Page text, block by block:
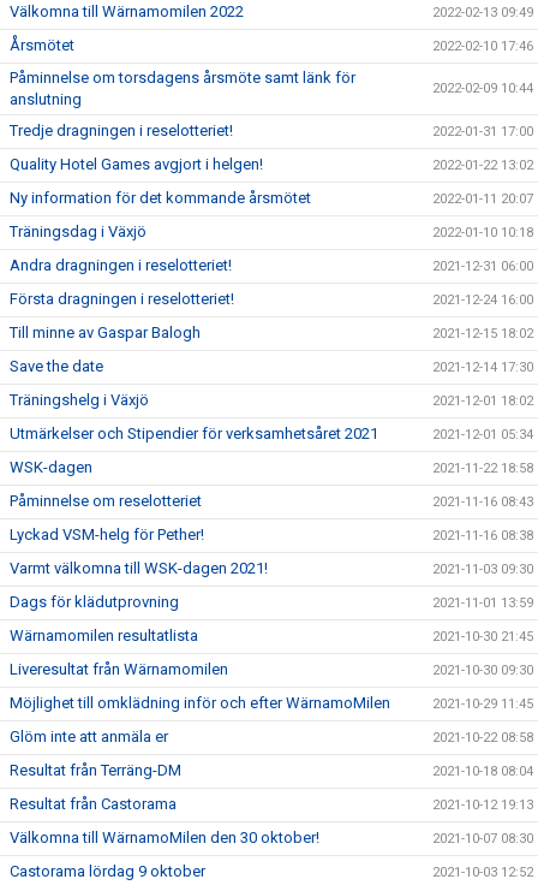
Välkomna till Wärnamomilen 2022 2022-02-13 09:49
Årsmötet 2022-02-10 17:46
Påminnelse om torsdagens årsmöte samt länk för
anslutning
2022-02-09 10:44
Tredje dragningen i reselotteriet! 2022-01-31 17:00
Quality Hotel Games avgjort i helgen! 2022-01-22 13:02
Ny information för det kommande årsmötet 2022-01-11 20:07
Träningsdag i Växjö 2022-01-10 10:18
Andra dragningen i reselotteriet! 2021-12-31 06:00
Första dragningen i reselotteriet! 2021-12-24 16:00
Till minne av Gaspar Balogh 2021-12-15 18:02
Save the date 2021-12-14 17:30
Träningshelg i Växjö 2021-12-01 18:02
Utmärkelser och Stipendier för verksamhetsåret 2021 2021-12-01 05:34
WSK-dagen 2021-11-22 18:58
Påminnelse om reselotteriet 2021-11-16 08:43
Lyckad VSM-helg för Pether! 2021-11-16 08:38
Varmt välkomna till WSK-dagen 2021! 2021-11-03 09:30
Dags för klädutprovning 2021-11-01 13:59
Wärnamomilen resultatlista 2021-10-30 21:45
Liveresultat från Wärnamomilen 2021-10-30 09:30
Möjlighet till omklädning inför och efter WärnamoMilen 2021-10-29 11:45
Glöm inte att anmäla er 2021-10-22 08:58
Resultat från Terräng-DM 2021-10-18 08:04
Resultat från Castorama 2021-10-12 19:13
Välkomna till WärnamoMilen den 30 oktober! 2021-10-07 08:30
Castorama lördag 9 oktober 2021-10-03 12:52